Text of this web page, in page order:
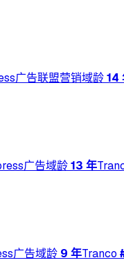
广告联盟营销域龄14
广告域龄13 年
广告域龄 9 年Tranco